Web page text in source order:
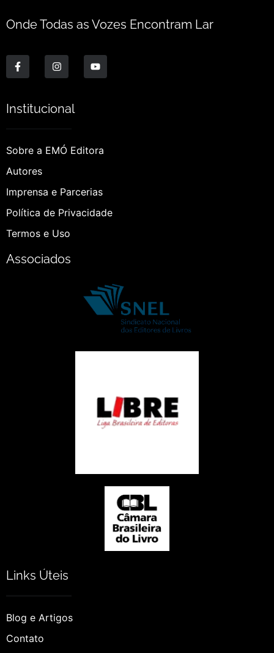
Onde Todas as Vozes Encontram Lar
Institucional
Sobre a EMÓ Editora
Autores
Imprensa e Parcerias
Política de Privacidade
Termos e Uso
Associados
Links Úteis
Blog e Artigos
Contato